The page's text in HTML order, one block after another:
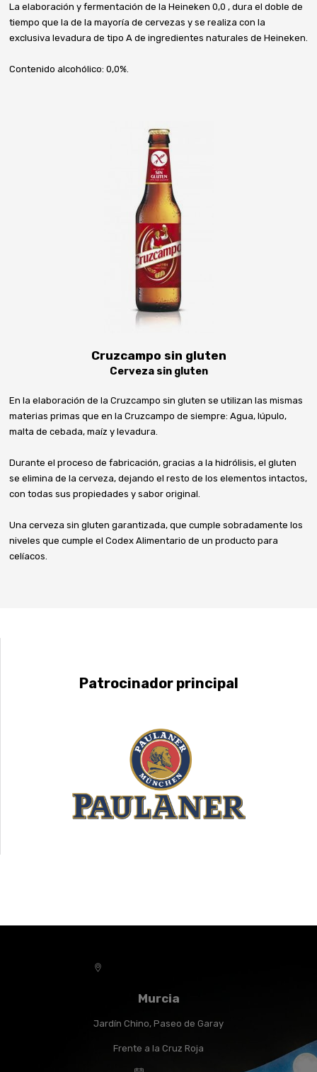
La elaboración y fermentación de la Heineken 0,0 , dura el doble de
tiempo que la de la mayoría de cervezas y se realiza con la
exclusiva levadura de tipo A de ingredientes naturales de Heineken.
Contenido alcohólico: 0,0%.
Cruzcampo sin gluten
Cerveza sin gluten
En la elaboración de la Cruzcampo sin gluten se utilizan las mismas
materias primas que en la Cruzcampo de siempre: Agua, lúpulo,
malta de cebada, maíz y levadura.
Durante el proceso de fabricación, gracias a la hidrólisis, el gluten
se elimina de la cerveza, dejando el resto de los elementos intactos,
con todas sus propiedades y sabor original.
Una cerveza sin gluten garantizada, que cumple sobradamente los
niveles que cumple el Codex Alimentario de un producto para
celíacos.
Patrocinador principal
Murcia
Jardín Chino, Paseo de Garay
Frente a la Cruz Roja